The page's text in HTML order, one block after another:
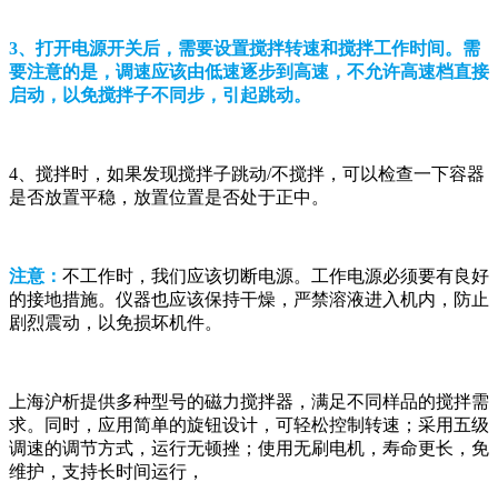
3、打开电源开关后，需要设置搅拌转速和搅拌工作时间。需
要注意的是，调速应该由低速逐步到高速，不允许高速档直接
启动，以免搅拌子不同步，引起跳动。
4、搅拌时，如果发现搅拌子跳动/不搅拌，可以检查一下容器
是否放置平稳，放置位置是否处于正中。
注意： 不工作时，我们应该切断电源。工作电源必须要有良好
的接地措施。仪器也应该保持干燥，严禁溶液进入机内，防止
剧烈震动，以免损坏机件。
上海沪析提供多种型号的磁力搅拌器，满足不同样品的搅拌需
求。同时，应用简单的旋钮设计，可轻松控制转速；采用五级
调速的调节方式，运行无顿挫；使用无刷电机，寿命更长，免
维护，支持长时间运行，